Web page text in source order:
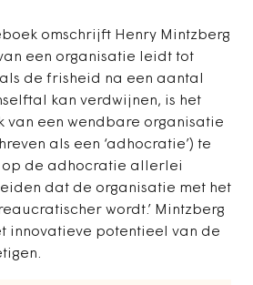
omschrijft Henry Mintzberg
een organisatie leidt tot
de frisheid na een aantal
kan verdwijnen, is het
van een wendbare organisatie
als een ‘adhocratie’) te
op de adhocratie allerlei
dat de organisatie met het
wordt.’ Mintzberg
innovatieve potentieel van de